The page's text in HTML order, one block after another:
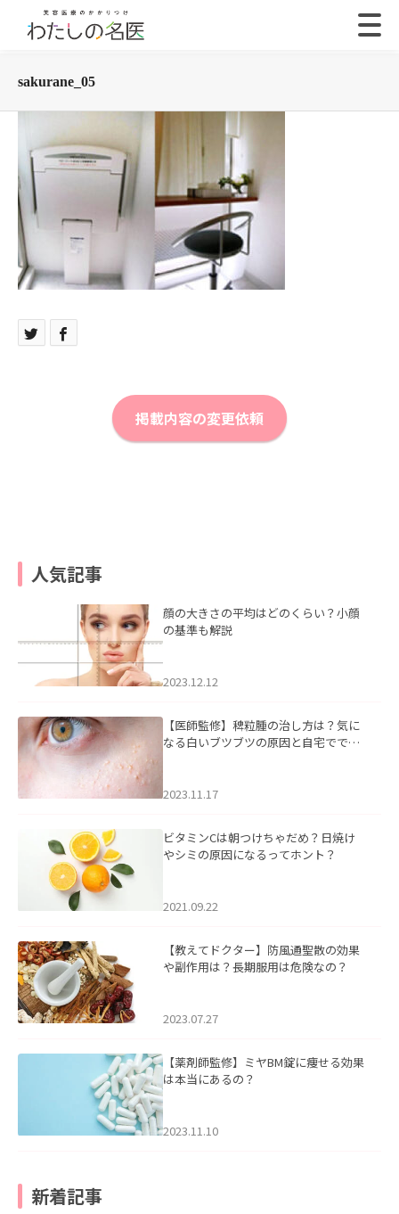
sakurane_05
掲載内容の変更依頼
人気記事
顔の大きさの平均はどのくらい？小顔
の基準も解説
2023.12.12
【医師監修】稗粒腫の治し方は？気に
なる白いブツブツの原因と自宅ででき
2023.11.17
ビタミンCは朝つけちゃだめ？日焼け
やシミの原因になるってホント？
2021.09.22
【教えてドクター】防風通聖散の効果
や副作用は？長期服用は危険なの？
2023.07.27
【薬剤師監修】ミヤBM錠に痩せる効果
は本当にあるの？
2023.11.10
新着記事